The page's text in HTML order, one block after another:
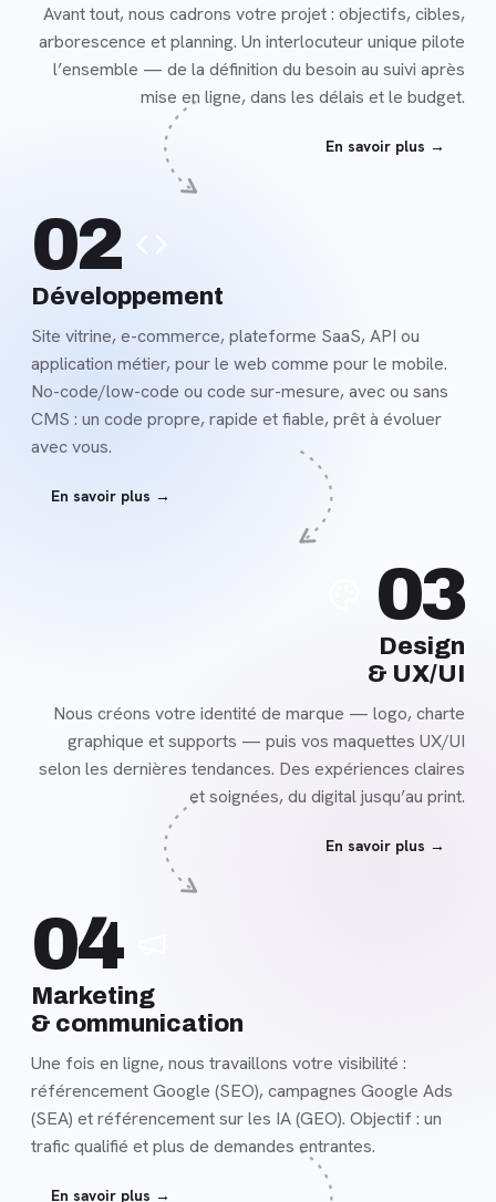
Avant tout, nous cadrons votre projet : objectifs, cibles,
arborescence et planning. Un interlocuteur unique pilote
l’ensemble — de la définition du besoin au suivi après
mise en ligne, dans les délais et le budget.
En savoir plus →
Site vitrine, e-commerce, plateforme SaaS, API ou
application métier, pour le web comme pour le mobile.
No-code/low-code ou code sur-mesure, avec ou sans
CMS : un code propre, rapide et fiable, prêt à évoluer
avec vous.
En savoir plus →
Développement
02
03
Design
& UX/UI
Nous créons votre identité de marque — logo, charte
graphique et supports — puis vos maquettes UX/UI
selon les dernières tendances. Des expériences claires
et soignées, du digital jusqu’au print.
En savoir plus →
Une fois en ligne, nous travaillons votre visibilité :
référencement Google (SEO), campagnes Google Ads
(SEA) et référencement sur les IA (GEO). Objectif : un
trafic qualifié et plus de demandes entrantes.
En savoir plus →
Marketing
& communication
04